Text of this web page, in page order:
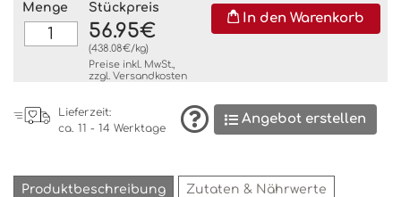
Menge Stückpreis
56.95€
(438.08€/kg)
Preise inkl. MwSt.,
zzgl. Versandkosten
In den Warenkorb
Lieferzeit:
ca. 11 - 14 Werktage
Angebot erstellen
Produktbeschreibung Zutaten & Nährwerte